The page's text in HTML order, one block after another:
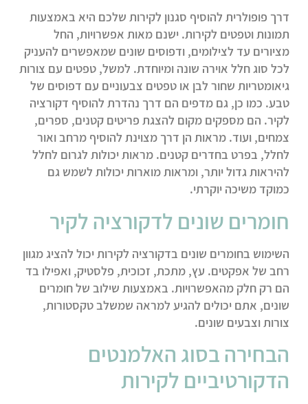
דרך פופולרית להוסיף סגנון לקירות שלכם היא באמצעות
תמונות וטפטים לקירות. ישנם מאות אפשרויות, החל
מציורים עד לצילומים, ודפוסים שונים שמאפשרים להעניק
לכל סוג חלל אוירה שונה ומיוחדת. למשל, טפטים עם צורות
גיאומטריות שחור לבן או טפטים צבעוניים עם דפוסים של
טבע. כמו כן, גם מדפים הם דרך נהדרת להוסיף דקורציה
לקיר. הם מספקים מקום להצגת פריטים קטנים, ספרים,
צמחים, ועוד. מראות הן דרך מצוינת להוסיף מרחב ואור
לחלל, בפרט בחדרים קטנים. מראות יכולות לגרום לחלל
להיראות גדול יותר, ומראות מוארות יכולות לשמש גם
כמוקד משיכה יוקרתי.
חומרים שונים לדקורציה לקיר
השימוש בחומרים שונים בדקורציה לקירות יכול להציג מגוון
רחב של אפקטים. עץ, מתכת, זכוכית, פלסטיק, ואפילו בד
הם רק חלק מהאפשרויות. באמצעות שילוב של חומרים
שונים, אתם יכולים להגיע למראה שמשלב טקסטורות,
צורות וצבעים שונים.
הבחירה בסוג האלמנטים
הדקורטיביים לקירות